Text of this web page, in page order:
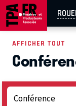
AIX-MARSEILLE
EN TOURNÉE
AFFICHER TOUT